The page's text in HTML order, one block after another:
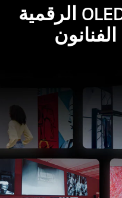
استكشف لوحة OLED الرقمية